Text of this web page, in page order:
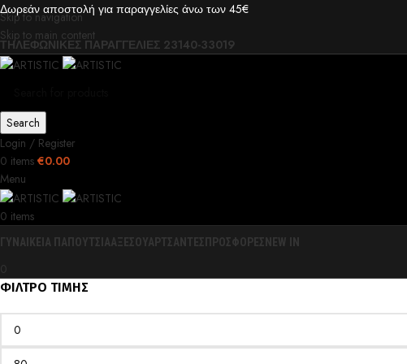
Skip to navigation
Skip to main content
Δωρεάν αποστολή για παραγγελίες άνω των 45€
ΤΗΛΕΦΩΝΙΚΕΣ ΠΑΡΑΓΓΕΛΙΕΣ 23140-33019
Search
Login / Register
0 items €0.00
Menu
0 items
ΓΥΝΑΙΚΕΙΑ ΠΑΠΟΥΤΣΙΑΑΞΕΣΟΥΑΡΤΣΑΝΤΕΣ ΠΡΟΣΦΟΡΕΣ NEW IN
0
ΦΙΛΤΡΟ ΤΙΜΗΣ